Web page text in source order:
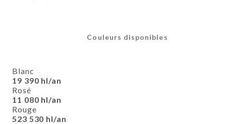
Couleurs disponibles
Blanc
19 390 hl/an
Rosé
11 080 hl/an
Rouge
523 530 hl/an